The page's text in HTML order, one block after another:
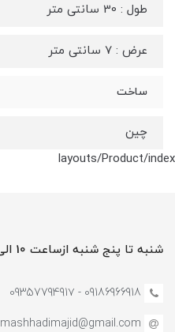
طول : 30 سانتی متر
عرض : 7 سانتی متر
ساخت
چین
layouts/Product/index
شنبه تا پنج شنبه ازساعت 10 الی 22 پاسخگوی شما هستیم
09186966918 - 0935779491۷
mashhadimajid@gmail.com